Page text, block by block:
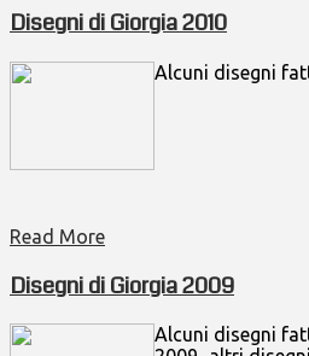
Disegni di Giorgia 2010
Alcuni disegni
Read More
Disegni di Giorgia 2009
Alcuni disegni